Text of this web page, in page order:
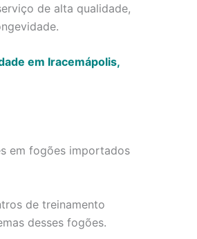
de alta qualidade,
em Iracemápolis,
em fogões importados
de treinamento
desses fogões.